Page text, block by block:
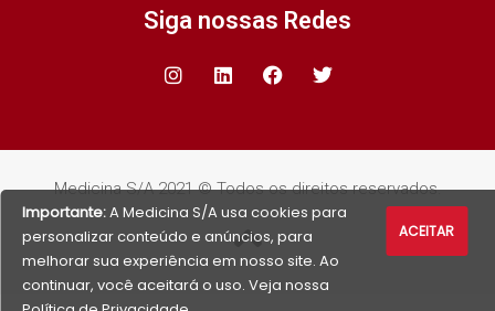
Siga nossas Redes
Medicina S/A 2021 © Todos os direitos reservados.
Importante:A Medicina S/A usa cookies para
personalizar conteúdo e anúncios, para
melhorar sua experiência em nosso site. Ao
continuar, você aceitará o uso. Veja nossa
ACEITAR